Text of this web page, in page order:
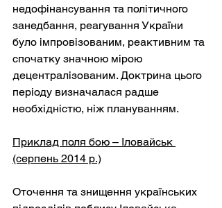
недофінансування та політичного
занедбання, реагування України
було імпровізованим, реактивним та
спочатку значною мірою
децентралізованим. Доктрина цього
періоду визначалася радше
необхідністю, ніж плануванням.
Приклад поля бою – Іловайськ
(серпень 2014 р.)
Оточення та знищення українських